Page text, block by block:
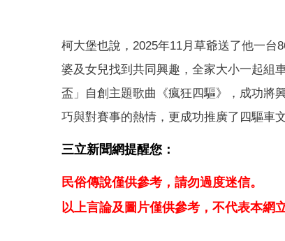
柯大堡也說，2025年11月草爺送了他一
婆及女兒找到共同興趣，全家大小一起組
盃」自創主題歌曲《瘋狂四驅》，成功將
巧與對賽事的熱情，更成功推廣了四驅車文
三立新聞網提醒您：
民俗傳說僅供參考，請勿過度迷信。
以上言論及圖片僅供參考，不代表本網立